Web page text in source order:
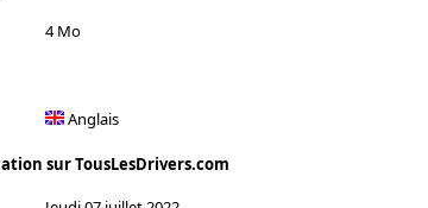
4 Mo
Anglais
sur TousLesDrivers.com